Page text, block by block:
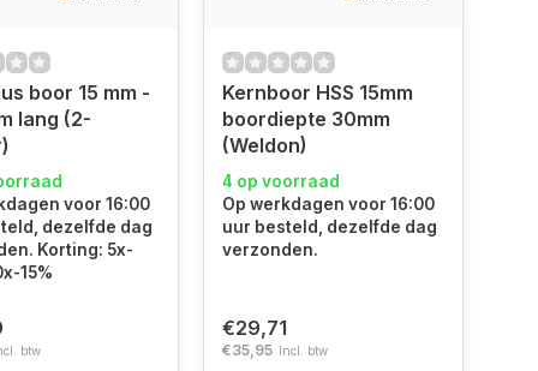
boor 15 mm -
lang (2-
voor 16:00
dezelfde dag
Korting: 5x-
15%
btw
Kernboor HSS 15mm
boordiepte 30mm
(Weldon)
4 op voorraad
Op werkdagen voor 16:00
uur besteld, dezelfde dag
verzonden.
€29,71
€35,95 Incl. btw